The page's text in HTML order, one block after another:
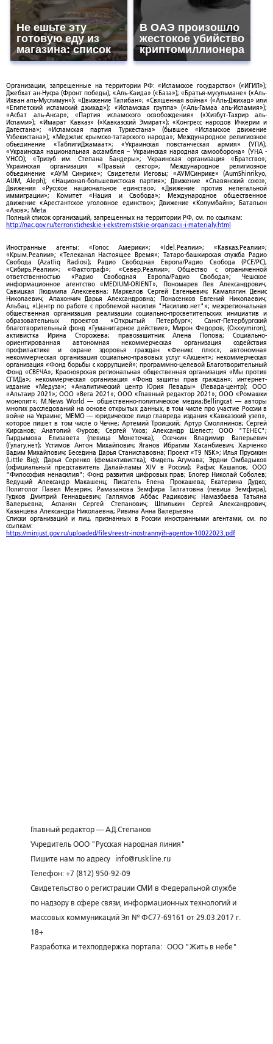
Не ешьте эту
готовую еду из
магазина: список
В ОАЭ произошло
жестокое убийство
криптомиллионера
Организации, запрещенные на территории РФ: «Исламское государство» («ИГИЛ»);
Джебхат ан-Нусра (Фронт победы); «Аль-Каида» («База»); «Братья-мусульмане» («Аль-
Ихван аль-Муслимун»); «Движение Талибан»; «Священная война» («Аль-Джихад» или
«Египетский исламский джихад»); «Исламская группа» («Аль-Гамаа аль-Исламия»);
«Асбат аль-Ансар»; «Партия исламского освобождения» («Хизбут-Тахрир аль-
Ислами»); «Имарат Кавказ» («Кавказский Эмират»); «Конгресс народов Ичкерии и
Дагестана»; «Исламская партия Туркестана» (бывшее «Исламское движение
Узбекистана»); «Меджлис крымско-татарского народа»; Международное религиозное
объединение «ТаблигиДжамаат»; «Украинская повстанческая армия» (УПА);
«Украинская национальная ассамблея – Украинская народная самооборона» (УНА -
УНСО); «Тризуб им. Степана Бандеры»; Украинская организация «Братство»;
Украинская организация «Правый сектор»; Международное религиозное
объединение «АУМ Синрике»; Свидетели Иеговы; «АУМСинрике» (AumShinrikyo,
AUM, Aleph); «Национал-большевистская партия»; Движение «Славянский союз»;
Движения «Русское национальное единство»; «Движение против нелегальной
иммиграции»; Комитет «Нация и Свобода»; Международное общественное
движение «Арестантское уголовное единство»; Движение «Колумбайн»; Батальон
«Азов»; Meta
Полный список организаций, запрещенных на территории РФ, см. по ссылкам:
http://nac.gov.ru/terroristicheskie-i-ekstremistskie-organizacii-i-materialy.html
Иностранные агенты: «Голос Америки»; «Idel.Реалии»; «Кавказ.Реалии»;
«Крым.Реалии»; «Телеканал Настоящее Время»; Татаро-башкирская служба Радио
Свобода (Azatliq Radiosi); Радио Свободная Европа/Радио Свобода (PCE/PC);
«Сибирь.Реалии»; «Фактограф»; «Север.Реалии»; Общество с ограниченной
ответственностью «Радио Свободная Европа/Радио Свобода»; Чешское
информационное агентство «MEDIUM-ORIENT»; Пономарев Лев Александрович;
Савицкая Людмила Алексеевна; Маркелов Сергей Евгеньевич; Камалягин Денис
Николаевич; Апахончич Дарья Александровна; Понасенков Евгений Николаевич;
Альбац; «Центр по работе с проблемой насилия "Насилию.нет"»; межрегиональная
общественная организация реализации социально-просветительских инициатив и
образовательных проектов «Открытый Петербург»; Санкт-Петербургский
благотворительный фонд «Гуманитарное действие»; Мирон Федоров; (Oxxxymiron);
активистка Ирина Сторожева; правозащитник Алена Попова; Социально-
ориентированная автономная некоммерческая организация содействия
профилактике и охране здоровья граждан «Феникс плюс»; автономная
некоммерческая организация социально-правовых услуг «Акцент»; некоммерческая
организация «Фонд борьбы с коррупцией»; программно-целевой Благотворительный
Фонд «СВЕЧА»; Красноярская региональная общественная организация «Мы против
СПИДа»; некоммерческая организация «Фонд защиты прав граждан»; интернет-
издание «Медуза»; «Аналитический центр Юрия Левады» (Левада-центр); ООО
«Альтаир 2021»; ООО «Вега 2021»; ООО «Главный редактор 2021»; ООО «Ромашки
монолит»; M.News World — общественно-политическое медиа;Bellingcat — авторы
многих расследований на основе открытых данных, в том числе про участие России в
войне на Украине; МЕМО — юридическое лицо главреда издания «Кавказский узел»,
которое пишет в том числе о Чечне; Артемий Троицкий; Артур Смолянинов; Сергей
Кирсанов; Анатолий Фурсов; Сергей Ухов; Александр Шелест; ООО "ТЕНЕС";
Гырдымова Елизавета (певица Монеточка); Осечкин Владимир Валерьевич
(Гулагу.нет); Устимов Антон Михайлович; Яганов Ибрагим Хасанбиевич; Харченко
Вадим Михайлович; Беседина Дарья Станиславовна; Проект «T9 NSK»; Илья Прусикин
(Little Big); Дарья Серенко (фемактивистка); Фидель Агумава; Эрдни Омбадыков
(официальный представитель Далай-ламы XIV в России); Рафис Кашапов; ООО
"Философия ненасилия"; Фонд развития цифровых прав; Блогер Николай Соболев;
Ведущий Александр Макашенц; Писатель Елена Прокашева; Екатерина Дудко;
Политолог Павел Мезерин; Рамазанова Земфира Талгатовна (певица Земфира);
Гудков Дмитрий Геннадьевич; Галлямов Аббас Радикович; Намазбаева Татьяна
Валерьевна; Асланян Сергей Степанович; Шпилькин Сергей Александрович;
Казанцева Александра Николаевна; Ривина Анна Валерьевна
Списки организаций и лиц, признанных в России иностранными агентами, см. по
ссылкам:
https://minjust.gov.ru/uploaded/files/reestr-inostrannyih-agentov-10022023.pdf
Главный редактор — А.Д.Степанов
Учредитель ООО "Русская народная линия"
Пишите нам по адресу
info@ruskline.ru
Телефон: +7 (812) 950-92-09
Свидетельство о регистрации СМИ в Федеральной службе
по надзору в сфере связи, информационных технологий и
массовых коммуникаций Эл № ФС77-69161 от 29.03.2017 г.
18+
Разработка и техподдержка портала: ООО "Жить в небе"